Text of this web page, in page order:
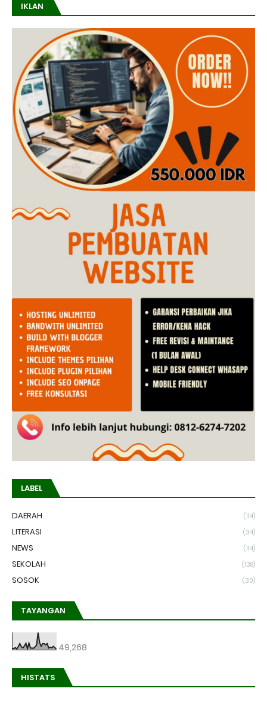
IKLAN
LABEL
DAERAH (114)
LITERASI (34)
NEWS (114)
SEKOLAH (138)
SOSOK (30)
TAYANGAN
49,268
HISTATS